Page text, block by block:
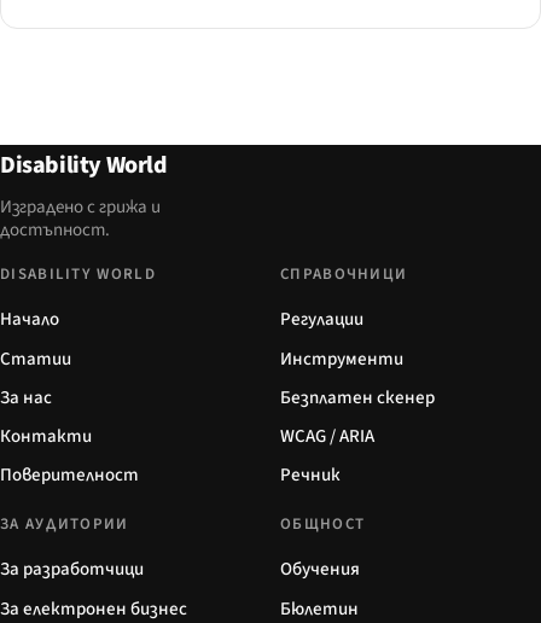
Disability World
Изградено с грижа и
достъпност.
DISABILITY WORLD
Начало
Статии
За нас
Контакти
Поверителност
СПРАВОЧНИЦИ
Регулации
Инструменти
Безплатен скенер
WCAG / ARIA
Речник
ЗА АУДИТОРИИ
За разработчици
За електронен бизнес
ОБЩНОСТ
Обучения
Бюлетин